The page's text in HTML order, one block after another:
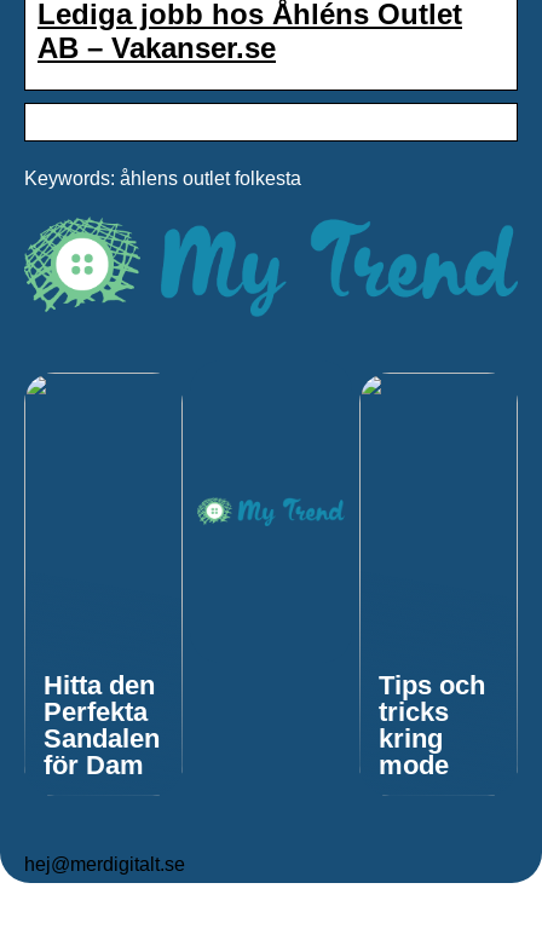
Lediga jobb hos Åhléns Outlet
AB – Vakanser.se
Keywords: åhlens outlet folkesta
Hitta den
Perfekta
Sandalen
för Dam
Tips och
tricks
kring
mode
hej@merdigitalt.se